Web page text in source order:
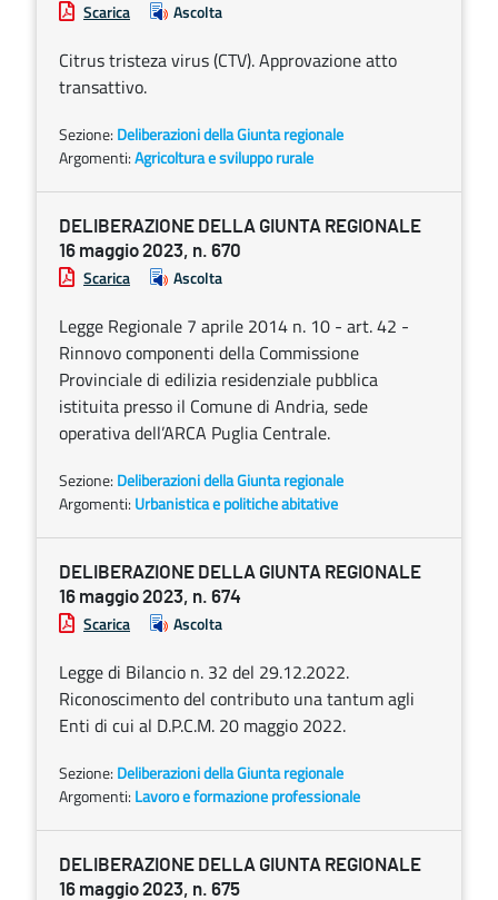
Scarica Ascolta
Citrus tristeza virus (CTV). Approvazione atto
transattivo.
Sezione: Deliberazioni della Giunta regionale
Argomenti:Agricoltura e sviluppo rurale
DELIBERAZIONE DELLA GIUNTA REGIONALE
16 maggio 2023, n. 670
Scarica Ascolta
Legge Regionale 7 aprile 2014 n. 10 - art. 42 -
Rinnovo componenti della Commissione
Provinciale di edilizia residenziale pubblica
istituita presso il Comune di Andria, sede
operativa dell’ARCA Puglia Centrale.
Sezione: Deliberazioni della Giunta regionale
Argomenti: Urbanistica e politiche abitative
DELIBERAZIONE DELLA GIUNTA REGIONALE
16 maggio 2023, n. 674
Scarica Ascolta
Legge di Bilancio n. 32 del 29.12.2022.
Riconoscimento del contributo una tantum agli
Enti di cui al D.P.C.M. 20 maggio 2022.
Sezione: Deliberazioni della Giunta regionale
Argomenti: Lavoro e formazione professionale
DELIBERAZIONE DELLA GIUNTA REGIONALE
16 maggio 2023, n. 675